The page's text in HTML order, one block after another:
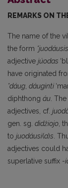
REMARKS ON
The name of the
the form *juodáusis
adjective júodas
have originated
*dáug dáuginti
diphthong áu .
adjectives, cf.
gen. sg. dìdžiojo ,
to juodáusi(a)s .
adjectives could
superlative suffix -